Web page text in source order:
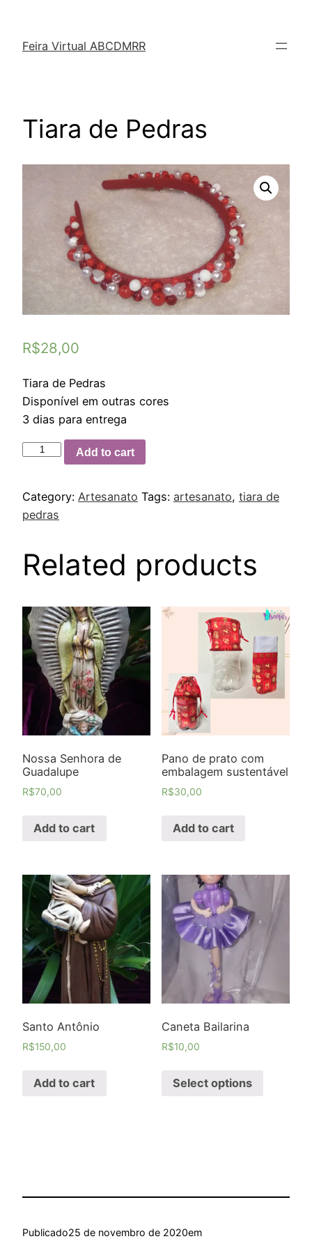
Feira Virtual ABCDMRR
Tiara de Pedras
R$28,00
Tiara de Pedras
Disponível em outras cores
3 dias para entrega
Add to cart
Category: Artesanato Tags: artesanato, tiara de
pedras
Related products
Nossa Senhora de
Guadalupe
R$70,00
Add to cart
Pano de prato com
embalagem sustentável
R$30,00
Add to cart
Santo Antônio
R$150,00
Add to cart
Caneta Bailarina
R$10,00
Select options
Publicado25 de novembro de 2020em